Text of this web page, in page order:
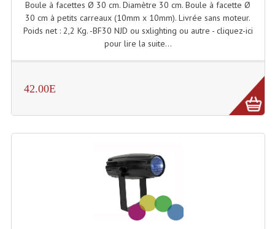
Angles Structure SC150
Angles Structure SD250
Angles Trio Steel Acier
Cercle Struct Carrée 290
Cercle Struct SCC Carre
Cercle Struct Triangulaire290
Boule à facettes Ø 30 cm. Diamètre 30 cm. Boule à facette Ø
30 cm à petits carreaux (10mm x 10mm). Livrée sans moteur.
Poids net : 2,2 Kg. -BF30 NJD ou sxlighting ou autre - cliquez-ici
pour lire la suite...
42.00E